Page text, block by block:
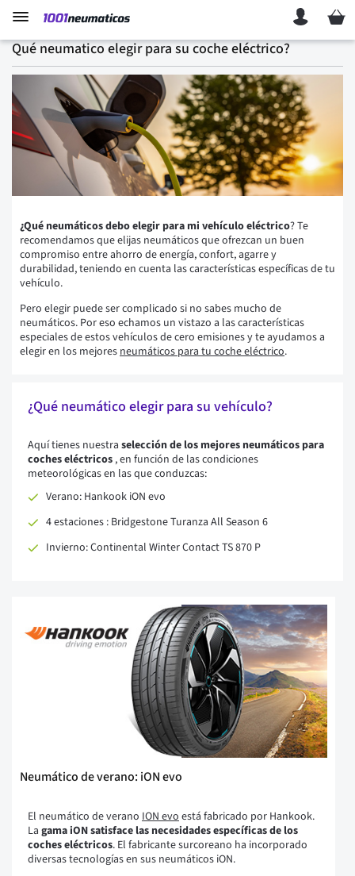
Mi
Qué neumatico elegir para su coche eléctrico?
¿Qué neumáticos debo elegir para mi vehículo eléctrico? Te
recomendamos que elijas neumáticos que ofrezcan un buen
compromiso entre ahorro de energía, confort, agarre y
durabilidad, teniendo en cuenta las características específicas de tu
vehículo.
Pero elegir puede ser complicado si no sabes mucho de
neumáticos. Por eso echamos un vistazo a las características
especiales de estos vehículos de cero emisiones y te ayudamos a
elegir en los mejoresneumáticos para tu coche eléctrico.
¿Qué neumático elegir para su vehículo?
Aquí tienes nuestra selección de los mejores neumáticos para
coches eléctricos, en función de las condiciones
meteorológicas en las que conduzcas:
Verano: Hankook iON evo
4 estaciones : Bridgestone Turanza All Season 6
Invierno: Continental Winter Contact TS 870 P
Neumático de verano: iON evo
El neumático de verano ION evoestá fabricado por Hankook.
La gama iON satisface las necesidades específicas de los
coches eléctricos. El fabricante surcoreano ha incorporado
diversas tecnologías en sus neumáticos iON.